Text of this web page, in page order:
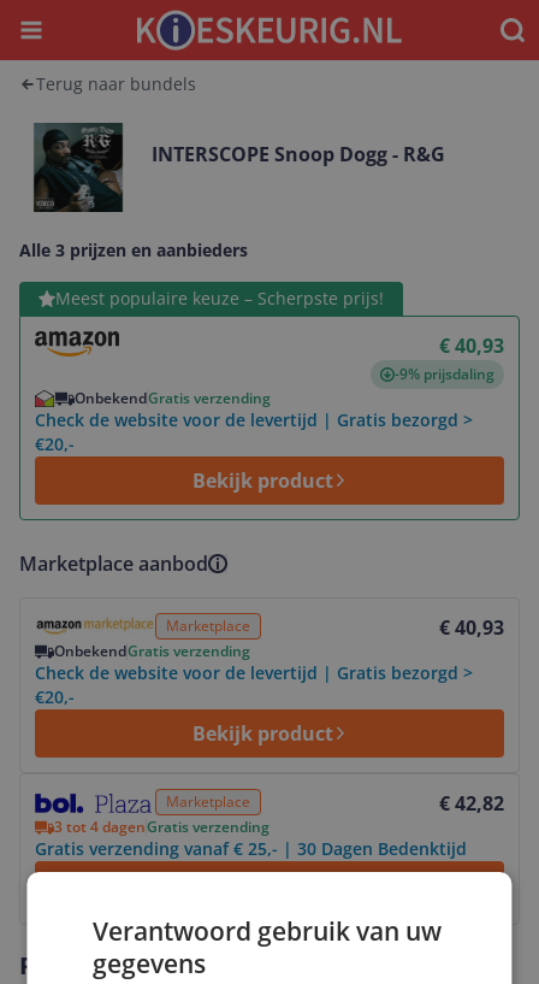
Menu
Terug naar bundels
INTERSCOPE Snoop Dogg - R&G
Alle 3 prijzen en aanbieders
Meest populaire keuze – Scherpste prijs!
€ 40,93
-9% prijsdaling
OnbekendGratis verzending
Check de website voor de levertijd | Gratis bezorgd >
€20,-
Bekijk product
Bekijk product
Marketplace aanbod
Marketplace € 40,93
OnbekendGratis verzending
Check de website voor de levertijd | Gratis bezorgd >
€20,-
Bekijk product
Marketplace € 42,82
3 tot 4 dagenGratis verzending
Gratis verzending vanaf € 25,- | 30 Dagen Bedenktijd
Reviews
Verantwoord gebruik van uw
gegevens